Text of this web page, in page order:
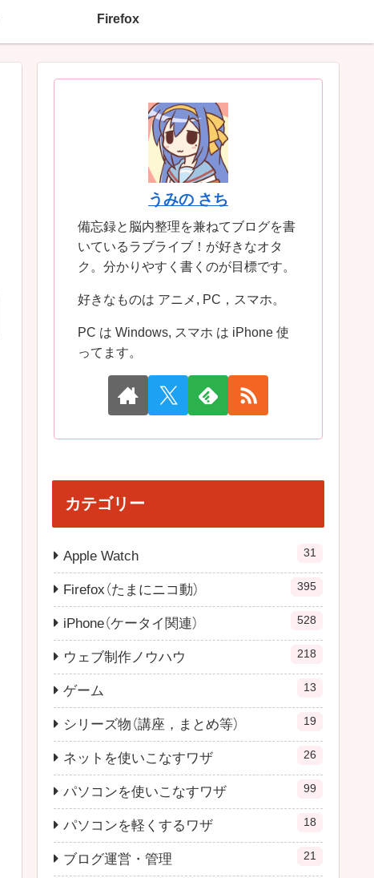
Firefox
うみの さち
備忘録と脳内整理を兼ねてブログを書
いているラブライブ！が好きなオタ
ク。分かりやすく書くのが目標です。
好きなものは アニメ, PC，スマホ。
PC は Windows, スマホ は iPhone 使
ってます。
カテゴリー
Apple Watch 31
Firefox（たまにニコ動） 395
iPhone（ケータイ関連） 528
ウェブ制作ノウハウ 218
ゲーム 13
シリーズ物（講座，まとめ等） 19
ネットを使いこなすワザ 26
パソコンを使いこなすワザ 99
パソコンを軽くするワザ 18
ブログ運営・管理 21